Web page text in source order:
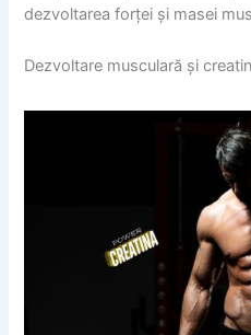
dezvoltarea forței și masei
Dezvoltare musculară și